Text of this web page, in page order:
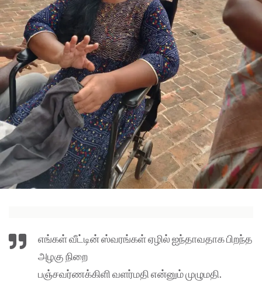
எங்கள் வீட்டின் ஸ்வரங்கள் ஏழில் ஐந்தாவதாக பிறந்த
அழகு நிறை
பஞ்சவர்ணக்கிளி வளர்மதி என்னும் முழுமதி.